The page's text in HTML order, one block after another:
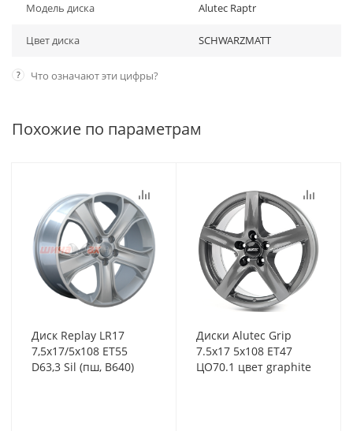
Модель диска Alutec Raptr
Цвет диска SCHWARZMATT
? Что означают эти цифры?
Похожие по параметрам
Диск Replay LR17
7,5x17/5x108 ET55
D63,3 Sil (пш, B640)
Диски Alutec Grip
7.5x17 5x108 ET47
ЦО70.1 цвет graphite